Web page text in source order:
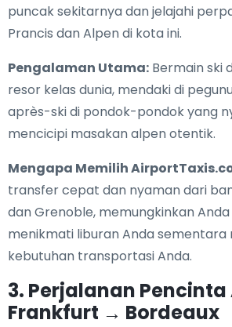
puncak sekitarnya dan jelajahi
Prancis dan Alpen di kota ini.
Pengalaman Utama: Bermain ski
resor kelas dunia, mendaki di
après-ski di pondok-pondok yang
mencicipi masakan alpen otentik.
Mengapa Memilih
transfer cepat dan nyaman dari
dan Grenoble, memungkinkan
menikmati liburan Anda sementara
kebutuhan transportasi Anda.
3. Perjalanan
Frankfurt → Bordeaux